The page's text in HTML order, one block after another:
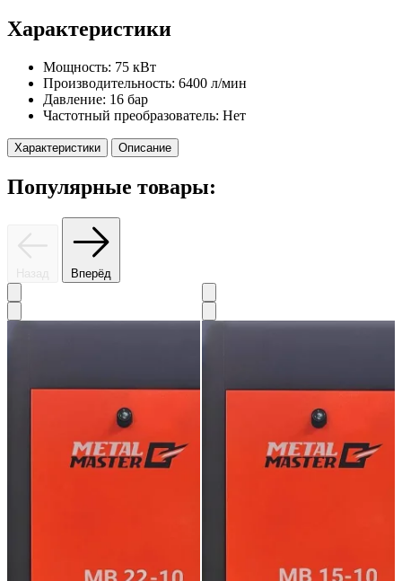
Характеристики
Мощность: 75 кВт
Производительность: 6400 л/мин
Давление: 16 бар
Частотный преобразователь: Нет
Характеристики Описание
Популярные товары:
Назад Вперёд